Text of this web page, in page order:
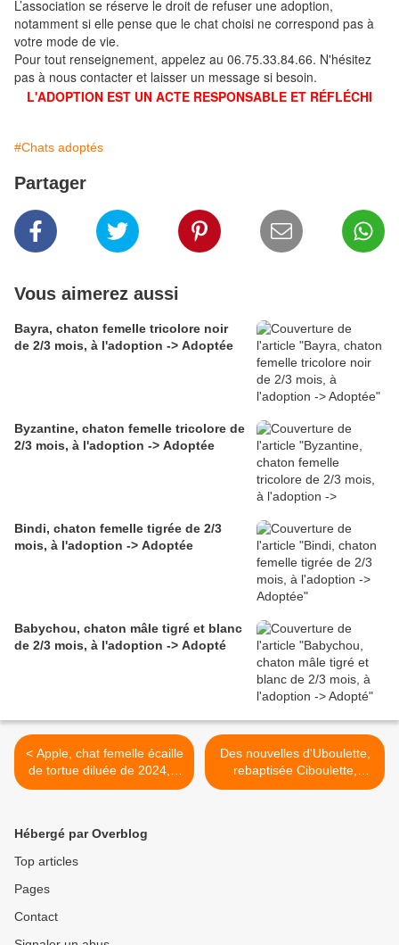
L’association se réserve le droit de refuser une adoption,
notamment si elle pense que le chat choisi ne correspond pas à
votre mode de vie.
Pour tout renseignement, appelez au 06.75.33.84.66. N'hésitez
pas à nous contacter et laisser un message si besoin.
L'ADOPTION EST UN ACTE RESPONSABLE ET RÉFLÉCHI
#Chats adoptés
Partager
Vous aimerez aussi
Bayra, chaton femelle tricolore noir
de 2/3 mois, à l'adoption -> Adoptée
Byzantine, chaton femelle tricolore de
2/3 mois, à l'adoption -> Adoptée
Bindi, chaton femelle tigrée de 2/3
mois, à l'adoption -> Adoptée
Babychou, chaton mâle tigré et blanc
de 2/3 mois, à l'adoption -> Adopté
< Apple, chat femelle écaille
de tortue diluée de 2024, à
l'adoption -> adoptée
Des nouvelles d'Uboulette,
rebaptisée Ciboulette,
adoptée en février 2024 ! >
Hébergé par Overblog
Top articles
Pages
Contact